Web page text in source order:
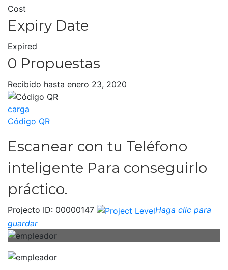
Cost
Expiry Date
Expired
0 Propuestas
Recibido hasta enero 23, 2020
carga
Código QR
Escanear con tu Teléfono
inteligente Para conseguirlo
práctico.
Projecto ID: 00000147
Haga clic para
guardar